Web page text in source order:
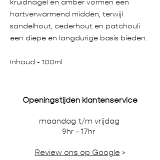
kruidnagel en amber vormen een
hartverwarmend midden, terwijl
sandelhout, cederhout en patchouli
een diepe en langdurige basis bieden.
Inhoud - 100ml
Openingstijden klantenservice
maandag t/m vrijdag
9hr - 17hr
Review ons op Google >